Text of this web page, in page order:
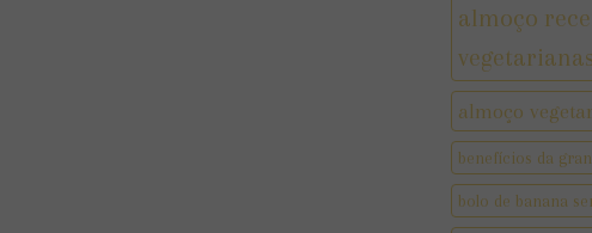
almoço
almoço
benefícios da
bolo de banana